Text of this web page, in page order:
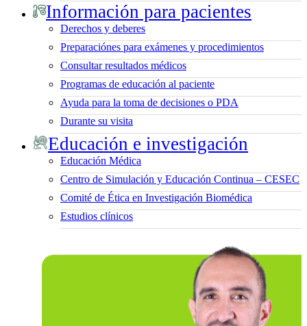
Información para pacientes
Derechos y deberes
Preparaciónes para exámenes y procedimientos
Consultar resultados médicos
Programas de educación al paciente
Ayuda para la toma de decisiones o PDA
Durante su visita
Educación e investigación
Educación Médica
Centro de Simulación y Educación Continua – CESEC
Comité de Ética en Investigación Biomédica
Estudios clínicos